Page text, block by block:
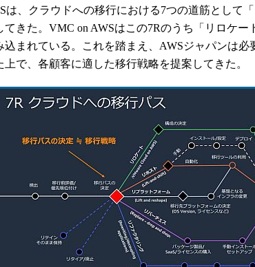
は、クラウドへの移行における7つの道筋として
てきた。VMC on AWSはこの7Rのうち「リロケー
込まれている。これを踏まえ、AWSジャパンは必
上で、各顧客に適した移行戦略を提案してきた。